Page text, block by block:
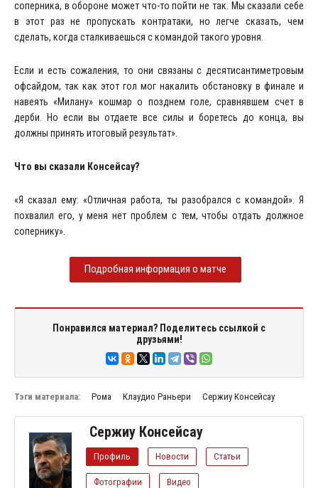
соперника, в обороне может что-то пойти не так. Мы сказали себе
в этот раз не пропускать контратаки, но легче сказать, чем
сделать, когда сталкиваешься с командой такого уровня.
Если и есть сожаления, то они связаны с десятисантиметровым
офсайдом, так как этот гол мог накалить обстановку в финале и
навеять «Милану» кошмар о позднем голе, сравнявшем счет в
дерби. Но если вы отдаете все силы и боретесь до конца, вы
должны принять итоговый результат».
Что вы сказали Консейсау?
«Я сказал ему: «Отличная работа, ты разобрался с командой». Я
похвалил его, у меня нет проблем с тем, чтобы отдать должное
сопернику».
Подробная информация о матче
Понравился материал? Поделитесь ссылкой с
друзьями!
Тэги материала: Рома Клаудио Раньери Сержиу Консейсау
Сержиу Консейсау
Профиль Новости Статьи
Фотографии Видео